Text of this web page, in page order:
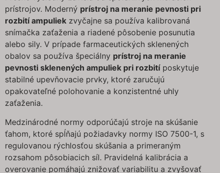
prístrojov. Moderný prístroj na meranie pevnosti pri
rozbití ampuliek zvyčajne sa používa kalibrovaná
snímačka zaťaženia a riadené pôsobenie posunutia
alebo sily. V prípade farmaceutických sklenených
obalov sa používa špeciálny prístroj na meranie
pevnosti sklenených ampuliek pri rozbitíposkytuje
stabilné upevňovacie prvky, ktoré zaručujú
opakovateľné polohovanie a konzistentné uhly
zaťaženia.
Medzinárodné normy odporúčajú stroje na skúšanie
ťahom, ktoré spĺňajú požiadavky normy ISO 7500-1, s
regulovanou rýchlosťou skúšania a primeraným
rozsahom pôsobiacich síl. Pravidelná kalibrácia a
overovanie pomáhajú znižovať variabilitu a zvyšovať